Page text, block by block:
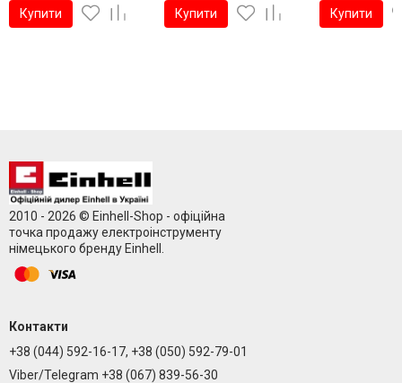
Купити Купити Купити
2010 - 2026 © Einhell-Shop - офіційна
точка продажу електроінструменту
німецького бренду Einhell.
Контакти
+38 (044) 592-16-17, +38 (050) 592-79-01
Viber/Telegram +38 (067) 839-56-30